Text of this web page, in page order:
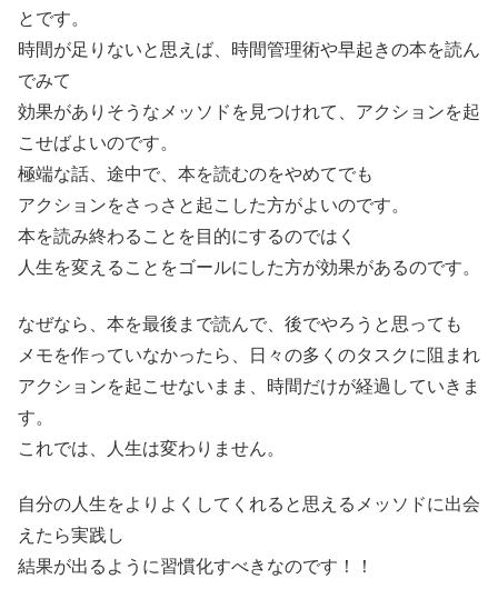
とです。
時間が足りないと思えば、時間管理術や早起きの本を読ん
でみて
効果がありそうなメッソドを見つけれて、アクションを起
こせばよいのです。
極端な話、途中で、本を読むのをやめてでも
アクションをさっさと起こした方がよいのです。
本を読み終わることを目的にするのではく
人生を変えることをゴールにした方が効果があるのです。
なぜなら、本を最後まで読んで、後でやろうと思っても
メモを作っていなかったら、日々の多くのタスクに阻まれ
アクションを起こせないまま、時間だけが経過していきま
す。
これでは、人生は変わりません。
自分の人生をよりよくしてくれると思えるメッソドに出会
えたら実践し
結果が出るように習慣化すべきなのです！！